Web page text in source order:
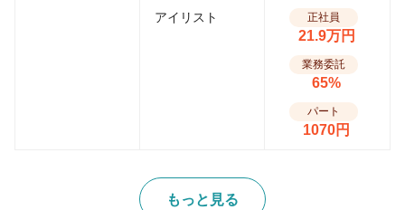
アイリスト 正社員
21.9万円
業務委託
65%
パート
1070円
もっと見る